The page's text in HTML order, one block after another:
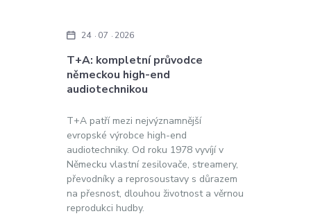
T+A: kompletní průvodce
německou high-end
audiotechnikou
24 07 2026
T+A patří mezi nejvýznamnější
evropské výrobce high-end
audiotechniky. Od roku 1978 vyvíjí v
Německu vlastní zesilovače, streamery,
převodníky a reprosoustavy s důrazem
na přesnost, dlouhou životnost a věrnou
reprodukci hudby.